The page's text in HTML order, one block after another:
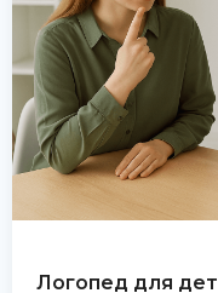
Логопед для